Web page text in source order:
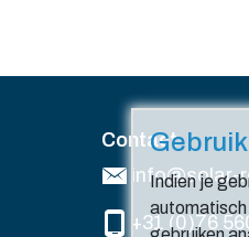
Indien je
automatisch
Contact
info@solar-
+31 (0)76